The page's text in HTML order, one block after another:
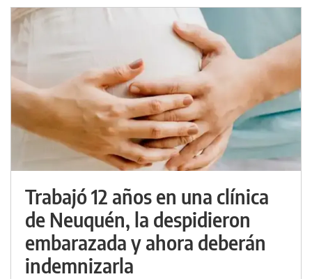
Trabajó 12 años en una clínica
de Neuquén, la despidieron
embarazada y ahora deberán
indemnizarla